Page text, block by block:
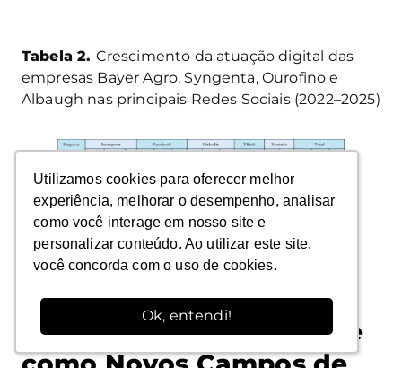
Utilizamos cookies para oferecer melhor
experiência, melhorar o desempenho, analisar
como você interage em nosso site e
personalizar conteúdo. Ao utilizar este site,
você concorda com o uso de cookies.
Ok, entendi!
Utilizamos cookies para oferecer melhor
experiência, melhorar o desempenho, analisar
como você interage em nosso site e
personalizar conteúdo. Ao utilizar este site,
você concorda com o uso de cookies.
Ok, entendi!
Tabela 2. Crescimento da atuação digital das
empresas Bayer Agro, Syngenta, Ourofino e
Albaugh nas principais Redes Sociais (2022–2025)
Fonte: o autor (2025).
O Surgimento de Novas
Mídias: TikTok e YouTube